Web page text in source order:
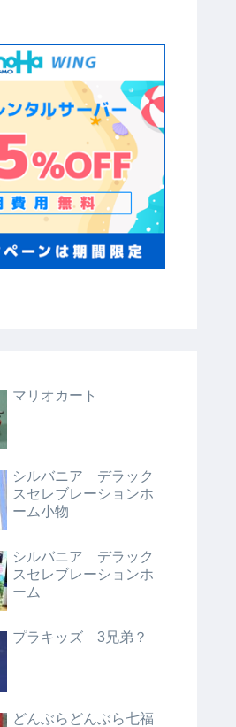
マリオカート
シルバニア デラック
スセレブレーションホ
ーム小物
シルバニア デラック
スセレブレーションホ
ーム
プラキッズ 3兄弟？
どんぶらどんぶら七福